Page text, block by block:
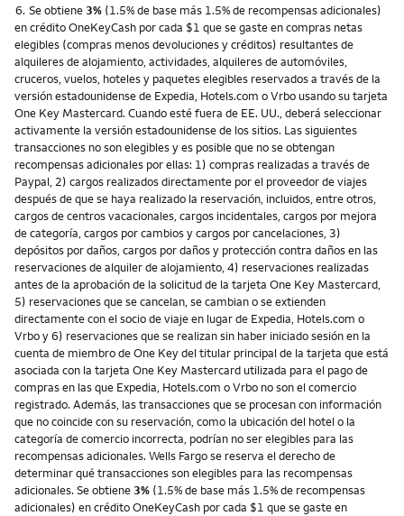
Nota
6. Se obtiene 3% (1.5% de base más 1.5% de recompensas adicionales)
en crédito OneKeyCash por cada $1 que se gaste en compras netas
elegibles (compras menos devoluciones y créditos) resultantes de
alquileres de alojamiento, actividades, alquileres de automóviles,
cruceros, vuelos, hoteles y paquetes elegibles reservados a través de la
versión estadounidense de Expedia, Hotels.com o Vrbo usando su tarjeta
One Key Mastercard. Cuando esté fuera de EE. UU., deberá seleccionar
activamente la versión estadounidense de los sitios. Las siguientes
transacciones no son elegibles y es posible que no se obtengan
recompensas adicionales por ellas: 1) compras realizadas a través de
Paypal, 2) cargos realizados directamente por el proveedor de viajes
después de que se haya realizado la reservación, incluidos, entre otros,
cargos de centros vacacionales, cargos incidentales, cargos por mejora
de categoría, cargos por cambios y cargos por cancelaciones, 3)
depósitos por daños, cargos por daños y protección contra daños en las
reservaciones de alquiler de alojamiento, 4) reservaciones realizadas
antes de la aprobación de la solicitud de la tarjeta One Key Mastercard,
5) reservaciones que se cancelan, se cambian o se extienden
directamente con el socio de viaje en lugar de Expedia, Hotels.com o
Vrbo y 6) reservaciones que se realizan sin haber iniciado sesión en la
cuenta de miembro de One Key del titular principal de la tarjeta que está
asociada con la tarjeta One Key Mastercard utilizada para el pago de
compras en las que Expedia, Hotels.com o Vrbo no son el comercio
registrado. Además, las transacciones que se procesan con información
que no coincide con su reservación, como la ubicación del hotel o la
categoría de comercio incorrecta, podrían no ser elegibles para las
recompensas adicionales. Wells Fargo se reserva el derecho de
determinar qué transacciones son elegibles para las recompensas
adicionales. Se obtiene 3% (1.5% de base más 1.5% de recompensas
adicionales) en crédito OneKeyCash por cada $1 que se gaste en